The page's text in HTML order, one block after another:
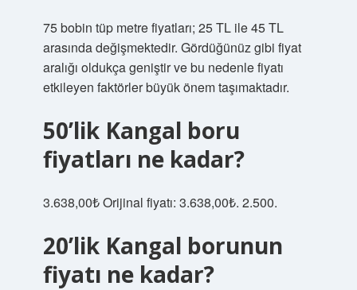
75 bobin tüp metre fiyatları; 25 TL ile 45 TL
arasında değişmektedir. Gördüğünüz gibi fiyat
aralığı oldukça geniştir ve bu nedenle fiyatı
etkileyen faktörler büyük önem taşımaktadır.
50’lik Kangal boru
fiyatları ne kadar?
3.638,00₺ Orijinal fiyatı: 3.638,00₺. 2.500.
20’lik Kangal borunun
fiyatı ne kadar?